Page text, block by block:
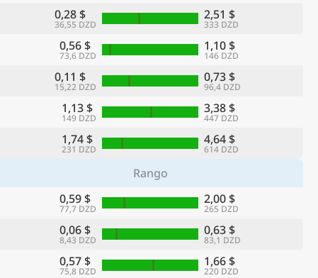
0,28 $
36,55 DZD
2,51 $
333 DZD
0,56 $
73,6 DZD
1,10 $
146 DZD
0,11 $
15,22 DZD
0,73 $
96,4 DZD
1,13 $
149 DZD
3,38 $
447 DZD
1,74 $
231 DZD
4,64 $
614 DZD
Rango
0,59 $
77,7 DZD
2,00 $
265 DZD
0,06 $
8,43 DZD
0,63 $
83,1 DZD
0,57 $
75,8 DZD
1,66 $
220 DZD